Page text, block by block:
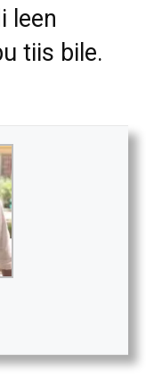
leen
tiis bile.